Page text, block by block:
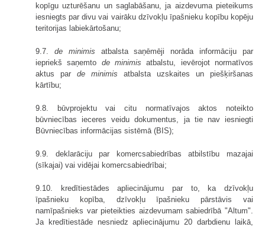
kopīgu uzturēšanu un saglabāšanu, ja aizdevuma pieteikums
iesniegts par divu vai vairāku dzīvokļu īpašnieku kopību kopēju
teritorijas labiekārtošanu;
9.7. de minimis atbalsta saņēmēji norāda informāciju par
iepriekš saņemto de minimis atbalstu, ievērojot normatīvos
aktus par de minimis atbalsta uzskaites un piešķiršanas
kārtību;
9.8. būvprojektu vai citu normatīvajos aktos noteikto
būvniecības ieceres veidu dokumentus, ja tie nav iesniegti
Būvniecības informācijas sistēmā (BIS);
9.9. deklarāciju par komercsabiedrības atbilstību mazajai
(sīkajai) vai vidējai komercsabiedrībai;
9.10. kredītiestādes apliecinājumu par to, ka dzīvokļu
īpašnieku kopība, dzīvokļu īpašnieku pārstāvis vai
namīpašnieks var pieteikties aizdevumam sabiedrībā "Altum".
Ja kredītiestāde nesniedz apliecinājumu 20 darbdienu laikā,